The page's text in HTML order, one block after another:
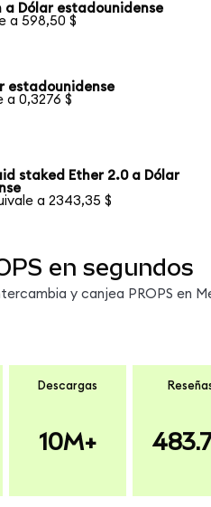
a Dólar estadounidense
a 598,50 $
estadounidense
a 0,3276 $
staked Ether 2.0 a Dólar
a 2343,35 $
en segundos
y canjea PROPS en
Descargas
10M+